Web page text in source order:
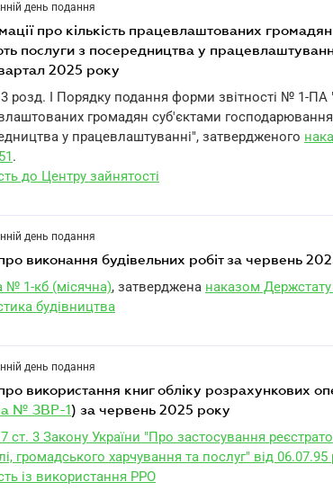
день подання
послуги з посередництва у
2025 року
розд. I Порядку подання форми звітності № 1-ПА
громадян суб'єктами
у працевлаштуванні", затвердженого
.
до Центру зайнятості
день подання
про виконання будівельних робіт за червень
1-кб (місячна), затверджена наказом
будівництва
день подання
№ ЗВР-1) за червень 2025 року
ст. 3 Закону України "Про застосування
громадського харчування та послуг" від
із використання РРО